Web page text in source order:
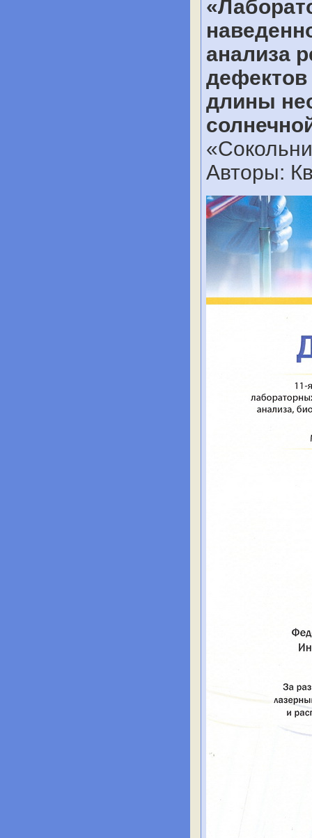
анализа
длины
Авторы: